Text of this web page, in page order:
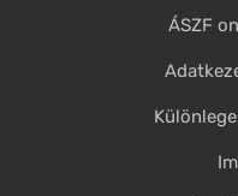
ÁSZF